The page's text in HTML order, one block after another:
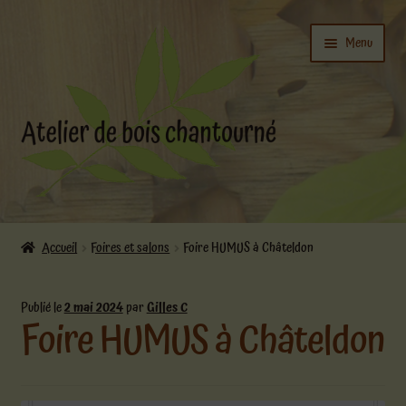
navigation
Menu
Ouvrir
enfant
Actualités
Accueil Foires et salons Foire HUMUS à Châteldon
Publié le2 mai 2024parGilles C
Foire HUMUS à Châteldon